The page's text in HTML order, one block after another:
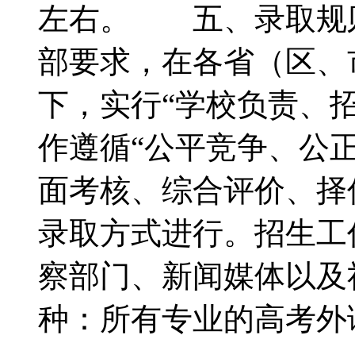
左右。 五、录取规
部要求，在各省（区
下，实行“学校负责、
作遵循“公平竞争、公
面考核、综合评价、
录取方式进行。招生
察部门、新闻媒体以
种：所有专业的高考